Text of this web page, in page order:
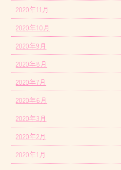
2020年11月
2020年10月
2020年9月
2020年8月
2020年7月
2020年6月
2020年3月
2020年2月
2020年1月